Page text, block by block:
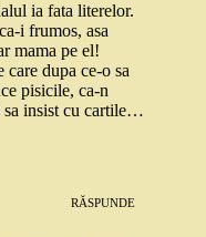
ia fata literelor.
i frumos, asa
mama pe el!
care dupa ce-o sa
pisicile, ca-n
sa insist cu cartile…
RĂSPUNDE